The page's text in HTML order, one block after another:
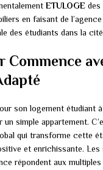
ETULOGE des
en faisant de
des étudiants dans la
Commence
son logement étudiant
un simple appartement.
qui transforme cette
et enrichissante.
répondent aux